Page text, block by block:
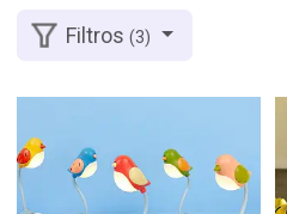
Filtros(3)